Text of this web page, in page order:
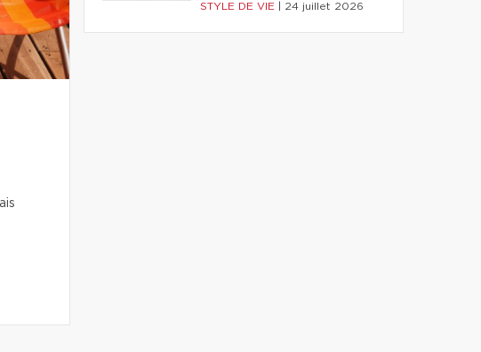
STYLE DE VIE 24 juillet 2026